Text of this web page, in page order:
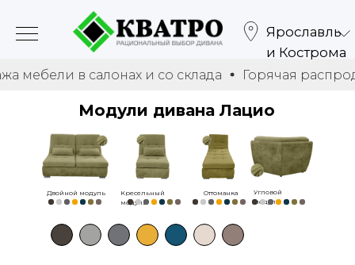
Ярославль
и Кострома
в салонах и со склада Горячая распродажа
Модули дивана Лацио
Двойной модуль
Кресельный
модуль
Оттоманка
Угловой
модуль